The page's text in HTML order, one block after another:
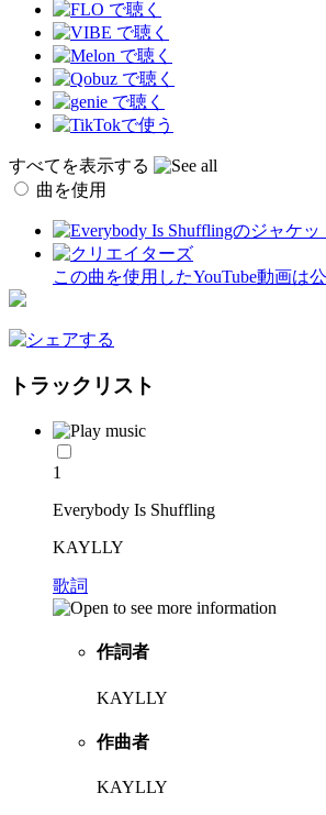
すべてを表示する
曲を使用
この曲を使用したYouTube動画は
トラックリスト
1
Everybody Is Shuffling
KAYLLY
歌詞
作詞者
KAYLLY
作曲者
KAYLLY